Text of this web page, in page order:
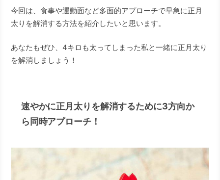
今回は、食事や運動面など多面的アプローチで早急に正月
太りを解消する方法を紹介したいと思います。
あなたもぜひ、4キロも太ってしまった私と一緒に正月太り
を解消しましょう！
速やかに正月太りを解消するために3方向か
ら同時アプローチ！